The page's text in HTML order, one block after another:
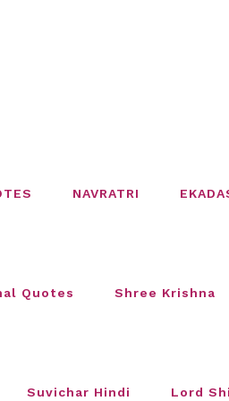
NAVRATRI
Quotes Shree Krishna
Suvichar Hindi Lord